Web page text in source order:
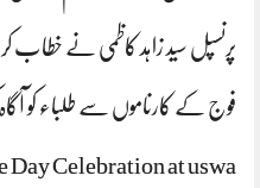
فوج کے کارناموں سے طلباء کو
Day Celebration at uswa